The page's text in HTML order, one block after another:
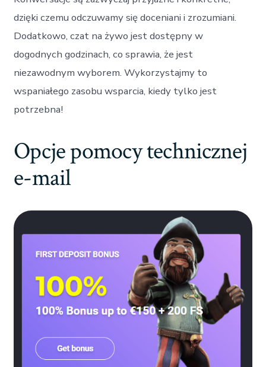
dzięki czemu odczuwamy się doceniani i zrozumiani.
Dodatkowo, czat na żywo jest dostępny w
dogodnych godzinach, co sprawia, że jest
niezawodnym wyborem. Wykorzystajmy to
wspaniałego zasobu wsparcia, kiedy tylko jest
potrzebna!
Opcje pomocy technicznej
e-mail